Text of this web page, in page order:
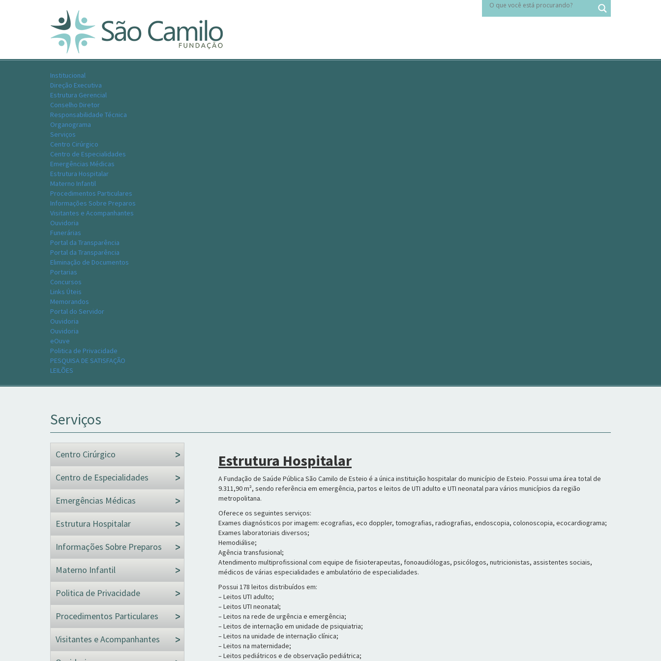
Institucional
Direção Executiva
Estrutura Gerencial
Conselho Diretor
Responsabilidade Técnica
Organograma
Serviços
Centro Cirúrgico
Centro de Especialidades
Emergências Médicas
Estrutura Hospitalar
Materno Infantil
Procedimentos Particulares
Informações Sobre Preparos
Visitantes e Acompanhantes
Ouvidoria
Funerárias
Portal da Transparência
Portal da Transparência
Eliminação de Documentos
Portarias
Concursos
Links Úteis
Memorandos
Portal do Servidor
Ouvidoria
Ouvidoria
eOuve
Politica de Privacidade
PESQUISA DE SATISFAÇÃO
LEILÕES
Serviços
Centro Cirúrgico
Centro de Especialidades
Emergências Médicas
Estrutura Hospitalar
Informações Sobre Preparos
Materno Infantil
Politica de Privacidade
Procedimentos Particulares
Visitantes e Acompanhantes
Estrutura Hospitalar
A Fundação de Saúde Pública São Camilo de Esteio é a única instituição hospitalar do município de Esteio. Possui uma área total de
9.311,90 m², sendo referência em emergência, partos e leitos de UTI adulto e UTI neonatal para vários municípios da região
metropolitana.
Oferece os seguintes serviços:
Exames diagnósticos por imagem: ecografias, eco doppler, tomografias, radiografias, endoscopia, colonoscopia, ecocardiograma;
Exames laboratoriais diversos;
Hemodiálise;
Agência transfusional;
Atendimento multiprofissional com equipe de fisioterapeutas, fonoaudiólogas, psicólogos, nutricionistas, assistentes sociais,
médicos de várias especialidades e ambulatório de especialidades.
Possui 178 leitos distribuídos em:
– Leitos UTI adulto;
– Leitos UTI neonatal;
– Leitos na rede de urgência e emergência;
– Leitos de internação em unidade de psiquiatria;
– Leitos na unidade de internação clínica;
– Leitos na maternidade;
– Leitos pediátricos e de observação pediátrica;